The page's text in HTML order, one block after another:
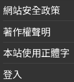
網站安全政策
著作權聲明
本站使用正體字
登入